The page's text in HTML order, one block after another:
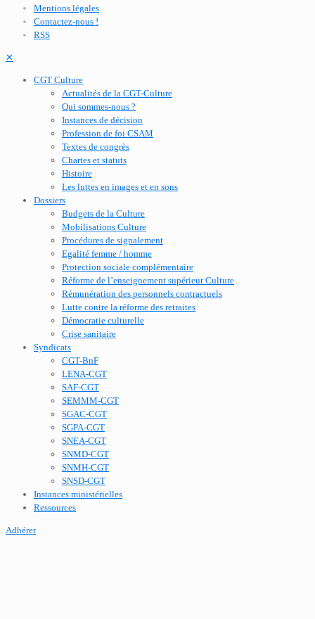
Mentions légales
Contactez-nous !
RSS
✕
CGT Culture
Actualités de la CGT-Culture
Qui sommes-nous ?
Instances de décision
Profession de foi CSAM
Textes de congrès
Chartes et statuts
Histoire
Les luttes en images et en sons
Dossiers
Budgets de la Culture
Mobilisations Culture
Procédures de signalement
Egalité femme / homme
Protection sociale complémentaire
Réforme de l’enseignement supérieur Culture
Rémunération des personnels contractuels
Lutte contre la réforme des retraites
Démocratie culturelle
Crise sanitaire
Syndicats
CGT-BnF
LENA-CGT
SAF-CGT
SEMMM-CGT
SGAC-CGT
SGPA-CGT
SNEA-CGT
SNMD-CGT
SNMH-CGT
SNSD-CGT
Instances ministérielles
Ressources
Adhérer